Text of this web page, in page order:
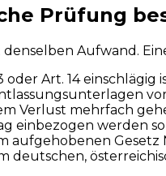
Prüfung
Aufwand.
oder Art. 14 einschlägig
Verlust mehrfach
einbezogen werden
aufgehobenen Gesetz
deutschen,